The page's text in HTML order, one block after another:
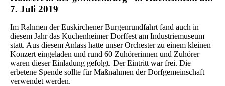
7. Juli 2019
Im Rahmen der Euskirchener Burgenrundfahrt fand auch in
diesem Jahr das Kuchenheimer Dorffest am Industriemuseum
statt. Aus diesem Anlass hatte unser Orchester zu einem kleinen
Konzert eingeladen und rund 60 Zuhörerinnen und Zuhörer
waren dieser Einladung gefolgt. Der Eintritt war frei. Die
erbetene Spende sollte für Maßnahmen der Dorfgemeinschaft
verwendet werden.